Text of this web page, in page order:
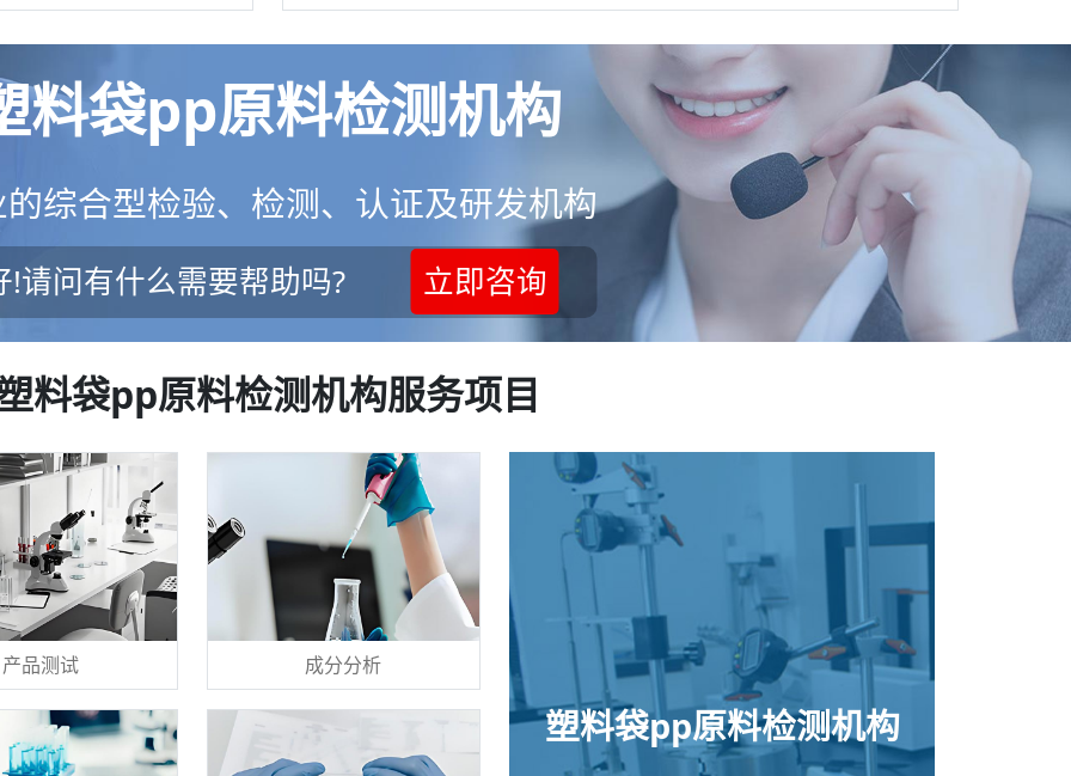
料袋pp原料检测机构
综合型检验、检测、认证及研发机构
!请问有什么需要帮助吗? 立即咨询
料袋pp原料检测机构服务项目
产品测试 成分分析
塑料袋pp原料检测机构